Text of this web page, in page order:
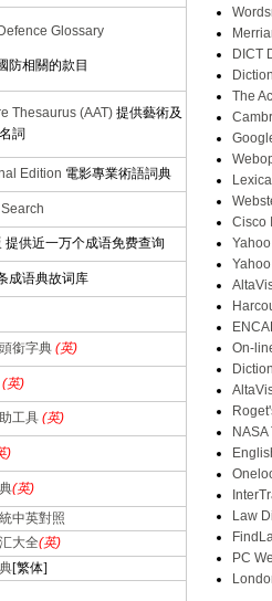
DICT
The
Cisco
On-
Law
PC
Glossary
防相關的款目
Thesaurus (AAT) 提供藝術及
詞
Edition 電影專業術語詞典
提供近一万个成语免费查询
成语典故词库
銜字典 (英)
(英)
工具 (英)
)
(英)
中英對照
大全(英)
[繁体]